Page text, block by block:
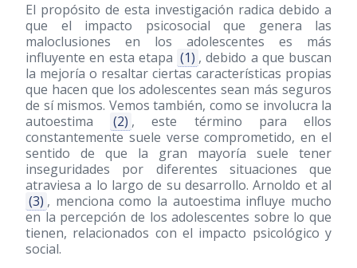
El propósito de esta investigación radica debido a
que el impacto psicosocial que genera las
maloclusiones en los adolescentes es más
influyente en esta etapa (1) , debido a que buscan
la mejoría o resaltar ciertas características propias
que hacen que los adolescentes sean más seguros
de sí mismos. Vemos también, como se involucra la
autoestima
(2) , este término para ellos
constantemente suele verse comprometido, en el
sentido de que la gran mayoría suele tener
inseguridades por diferentes situaciones que
atraviesa a lo largo de su desarrollo. Arnoldo et al
(3) , menciona como la autoestima influye mucho
en la percepción de los adolescentes sobre lo que
tienen, relacionados con el impacto psicológico y
social.